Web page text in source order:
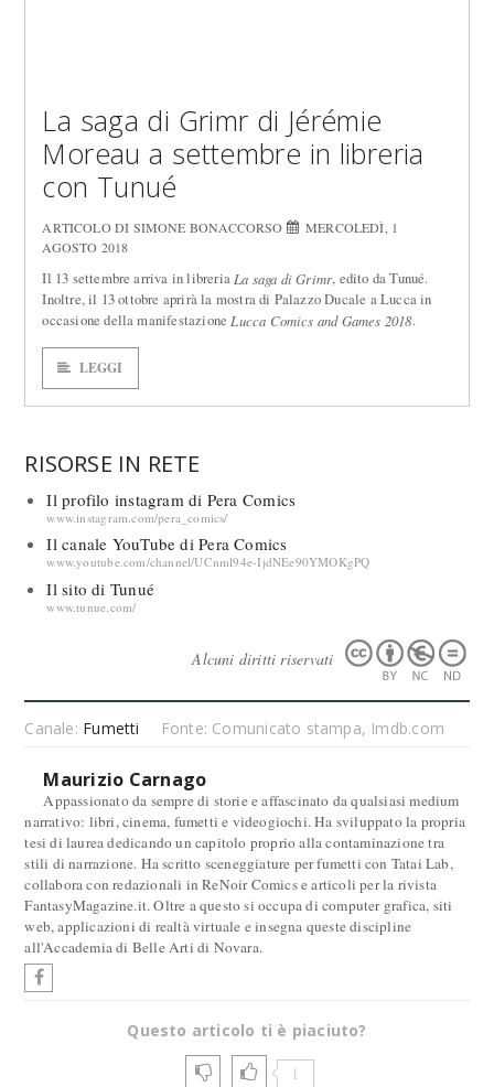
La saga di Grimr di Jérémie
Moreau a settembre in libreria
con Tunué
ARTICOLO DI SIMONE BONACCORSO
MERCOLEDÌ, 1
AGOSTO 2018
Il 13 settembre arriva in libreria La saga di Grimr, edito da Tunué.
Inoltre, il 13 ottobre aprirà la mostra di Palazzo Ducale a Lucca in
occasione della manifestazione Lucca Comics and Games 2018.
LEGGI
RISORSE IN RETE
Il profilo instagram di Pera Comics
www.instagram.com/pera_comics/
Il canale YouTube di Pera Comics
www.youtube.com/channel/UCnml94e-IjdNEe90YMOKgPQ
Il sito di Tunué
www.tunue.com/
Alcuni diritti riservati
Canale: Fumetti Fonte: Comunicato stampa, Imdb.com
Maurizio Carnago
Appassionato da sempre di storie e affascinato da qualsiasi medium
narrativo: libri, cinema, fumetti e videogiochi. Ha sviluppato la propria
tesi di laurea dedicando un capitolo proprio alla contaminazione tra
stili di narrazione. Ha scritto sceneggiature per fumetti con Tatai Lab,
collabora con redazionali in ReNoir Comics e articoli per la rivista
FantasyMagazine.it. Oltre a questo si occupa di computer grafica, siti
web, applicazioni di realtà virtuale e insegna queste discipline
all'Accademia di Belle Arti di Novara.
Questo articolo ti è piaciuto?
1